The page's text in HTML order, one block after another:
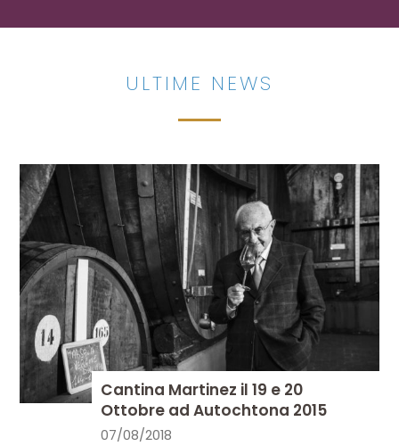
ULTIME NEWS
Cantina Martinez il 19 e 20
Ottobre ad Autochtona 2015
07/08/2018